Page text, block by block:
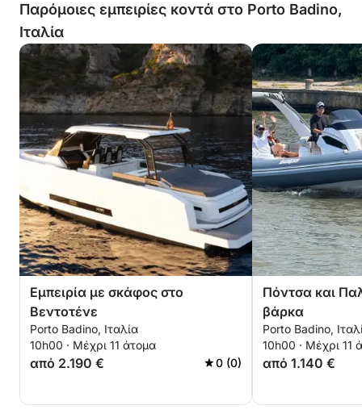
Παρόμοιες εμπειρίες κοντά στο Porto Badino,
Ιταλία
Εμπειρία με σκάφος στο
Βεντοτένε
Porto Badino, Ιταλία
10h00 · Μέχρι 11 άτομα
από 2.190 € 0 (0)
Πόντσα και
βάρκα
Porto Badino,
10h00 · Μέχρι 11
από 1.140 €